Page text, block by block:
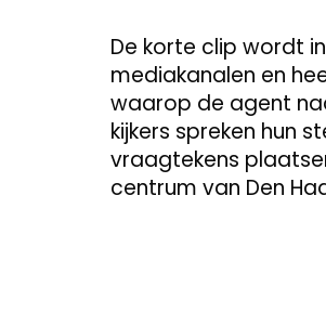
De korte clip wordt
mediakanalen en
waarop de agent
kijkers spreken hun
vraagtekens
centrum van Den